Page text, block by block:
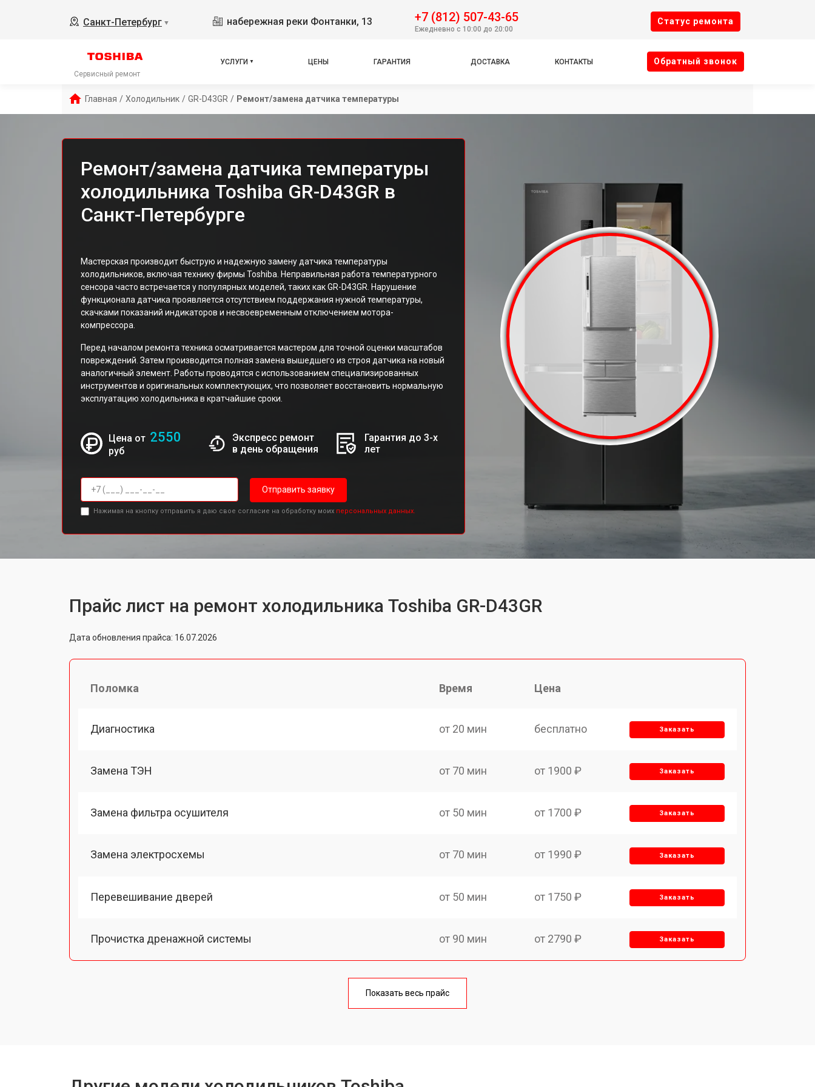
Санкт-Петербург ▼ набережная реки Фонтанки, 13 +7 (812) 507-43-65
Ежедневно с 10:00 до 20:00
Cтатус ремонта
Сервисный ремонт
УСЛУГИ ЦЕНЫ ГАРАНТИЯ ДОСТАВКА КОНТАКТЫ Oбратный звонок
Главная / Холодильник / GR-D43GR / Ремонт/замена датчика температуры
Ремонт/замена датчика температуры
холодильника Toshiba GR-D43GR в
Санкт-Петербурге
Мастерская производит быструю и надежную замену датчика температуры
холодильников, включая технику фирмы Toshiba. Неправильная работа температурного
сенсора часто встречается у популярных моделей, таких как GR-D43GR. Нарушение
функционала датчика проявляется отсутствием поддержания нужной температуры,
скачками показаний индикаторов и несвоевременным отключением мотора-
компрессора.
Перед началом ремонта техника осматривается мастером для точной оценки масштабов
повреждений. Затем производится полная замена вышедшего из строя датчика на новый
аналогичный элемент. Работы проводятся с использованием специализированных
инструментов и оригинальных комплектующих, что позволяет восстановить нормальную
эксплуатацию холодильника в кратчайшие сроки.
Цена от 2550
руб
Экспресс ремонт
в день обращения
Гарантия до 3-х
лет
Отправить заявку
Нажимая на кнопку отправить я даю свое согласие на обработку моих персональных данных.
Прайс лист на ремонт холодильника Toshiba GR-D43GR
Дата обновления прайса: 16.07.2026
Поломка Время Цена
Диагностика от 20 мин бесплатно Заказать
Замена ТЭН от 70 мин от 1900 ₽ Заказать
Замена фильтра осушителя от 50 мин от 1700 ₽ Заказать
Замена электросхемы от 70 мин от 1990 ₽ Заказать
Перевешивание дверей от 50 мин от 1750 ₽ Заказать
Прочистка дренажной системы от 90 мин от 2790 ₽ Заказать
от 50 мин
Показать весь прайс